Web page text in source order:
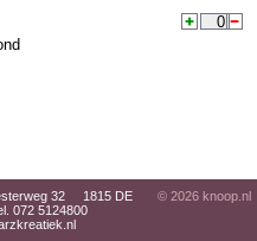
32 1815 DE
072 5124800
© 2026 knoop.nl